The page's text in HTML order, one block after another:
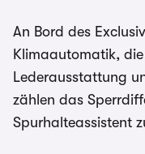
An Bord des
Klimaautomatik,
Lederausstattung
zählen das
Spurhalteassistent